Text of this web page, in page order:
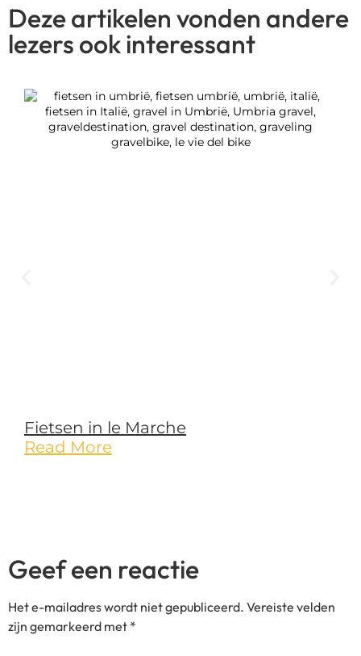
Deze artikelen vonden andere
lezers ook interessant
Fietsen in le Marche
Read More
Geef een reactie
Het e-mailadres wordt niet gepubliceerd. Vereiste velden
zijn gemarkeerd met *